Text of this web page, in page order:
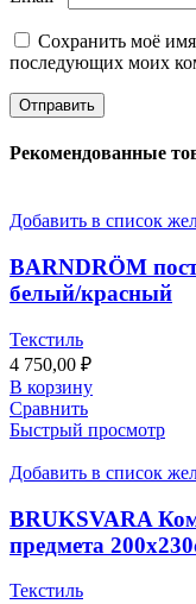
Сохранить моё
последующих моих
Рекомендованные
Добавить в список
BARNDRÖM
белый/красный
Текстиль
4 750,00 ₽
В корзину
Сравнить
Быстрый просмотр
Добавить в список
BRUKSVARA
предмета
Текстиль